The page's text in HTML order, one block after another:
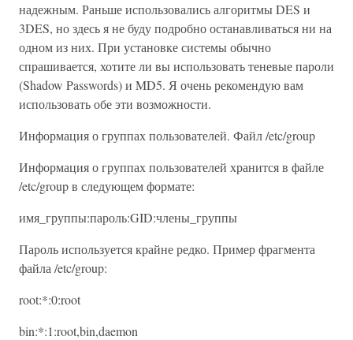
надежным. Раньше использовались алгоритмы DES и
3DES, но здесь я не буду подробно останавливаться ни на
одном из них. При установке системы обычно
спрашивается, хотите ли вы использовать теневые пароли
(Shadow Passwords) и MD5. Я очень рекомендую вам
использовать обе эти возможности.
Информация о группах пользователей. Файл /etc/group
Информация о группах пользователей хранится в файле
/etc/group в следующем формате:
имя_группы:пароль:GID:члены_группы
Пароль используется крайне редко. Пример фрагмента
файла /etc/group:
root:*:0:root
bin:*:1:root,bin,daemon